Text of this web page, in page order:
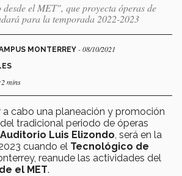
el MET", que proyecta óperas de
para la temporada 2022-2023
MONTERREY - 08/10/2021
mins
a cabo una planeación y promoción
tradicional periodo de óperas
Auditorio Luis Elizondo , será en la
cuando el Tecnológico de
reanude las actividades del
el MET.